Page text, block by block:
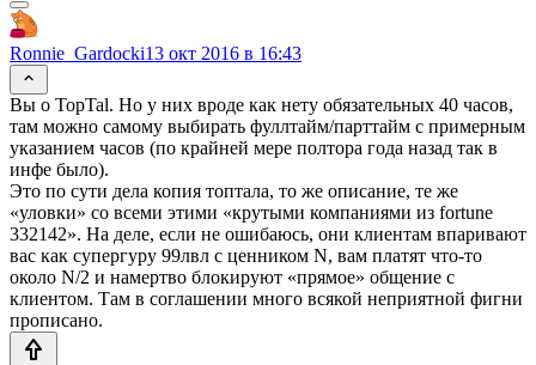
Ronnie_Gardocki13 окт 2016 в 16:43
Вы о TopTal. Но у них вроде как нету обязательных 40 часов,
там можно самому выбирать фуллтайм/парттайм с примерным
указанием часов (по крайней мере полтора года назад так в
инфе было).
Это по сути дела копия топтала, то же описание, те же
«уловки» со всеми этими «крутыми компаниями из fortune
332142». На деле, если не ошибаюсь, они клиентам впаривают
вас как супергуру 99лвл с ценником N, вам платят что-то
около N/2 и намертво блокируют «прямое» общение с
клиентом. Там в соглашении много всякой неприятной фигни
прописано.